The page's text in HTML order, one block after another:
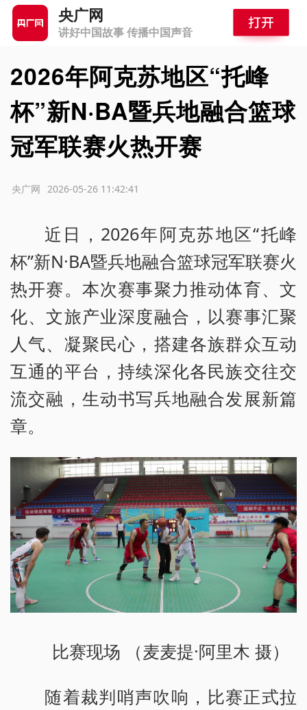
央广网
讲好中国故事 传播中国声音
2026年阿克苏地区“托峰
杯”新N·BA暨兵地融合篮球
冠军联赛火热开赛
2026-05-26 11:42:41
央广网
近日，2026年阿克苏地区“托峰
杯”新N·BA暨兵地融合篮球冠军联赛火
热开赛。本次赛事聚力推动体育、文
化、文旅产业深度融合，以赛事汇聚
人气、凝聚民心，搭建各族群众互动
互通的平台，持续深化各民族交往交
流交融，生动书写兵地融合发展新篇
章。
比赛现场 （麦麦提·阿里木 摄）
随着裁判哨声吹响，比赛正式拉